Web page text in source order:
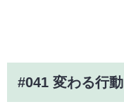
#041 変わる行動